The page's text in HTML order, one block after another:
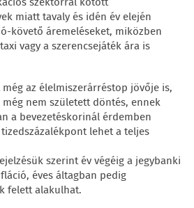
miatt tavaly és idén év elején
követő áremeléseket, miközben
vagy a szerencsejáték ára is
az élelmiszerárréstop jövője is,
nem született döntés, ennek
a bevezetéskorinál érdemben
lehet a teljes
szerint év végéig a jegybanki
éves áltagban pedig
felett alakulhat.